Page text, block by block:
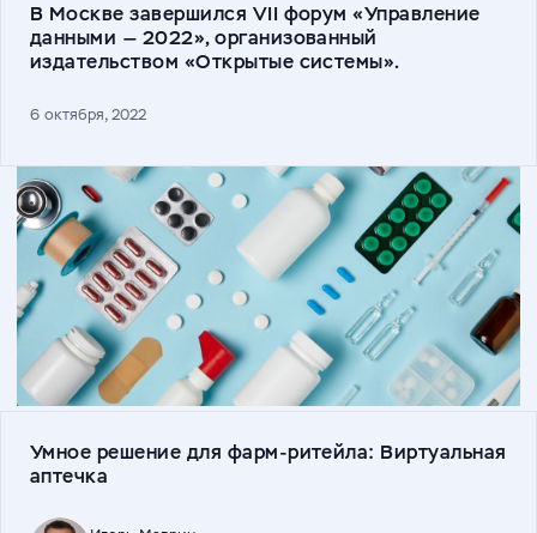
В Москве завершился VII форум «Управление
данными — 2022», организованный
издательством «Открытые системы».
6 октября, 2022
Умное решение для фарм-ритейла: Виртуальная
аптечка